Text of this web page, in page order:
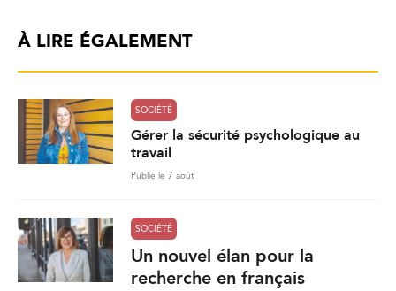
À LIRE ÉGALEMENT
SOCIÉTÉ
Gérer la sécurité psychologique au
travail
Publié le 7 août
SOCIÉTÉ
Un nouvel élan pour la
recherche en français